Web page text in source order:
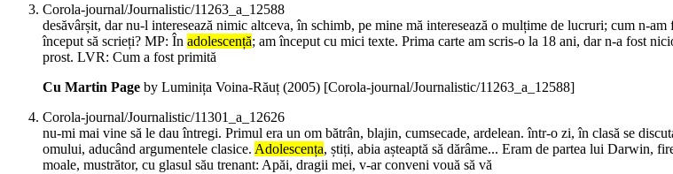
Corola-journal/Journalistic/11263_a_12588
desăvârșit, dar nu-l interesează nimic altceva, în schimb, pe mine mă interesează o mulțime de lucruri; cum n-
început să scrieți? MP: În adolescență; am început cu mici texte. Prima carte am scris-o la 18 ani, dar n-a fost
prost. LVR: Cum a fost primită
Cu Martin Page by Luminița Voina-Răuț (2005) [Corola-journal/Journalistic/11263_a_12588]
Corola-journal/Journalistic/11301_a_12626
nu-mi mai vine să le dau întregi. Primul era un om bătrân, blajin, cumsecade, ardelean. într-o zi, în clasă se
omului, aducând argumentele clasice. Adolescența, știți, abia așteaptă să dărâme... Eram de partea lui Darwin,
moale, mustrător, cu glasul său trenant: Apăi, dragii mei, v-ar conveni vouă să vă